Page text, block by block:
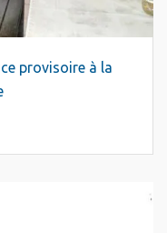
provisoire à la